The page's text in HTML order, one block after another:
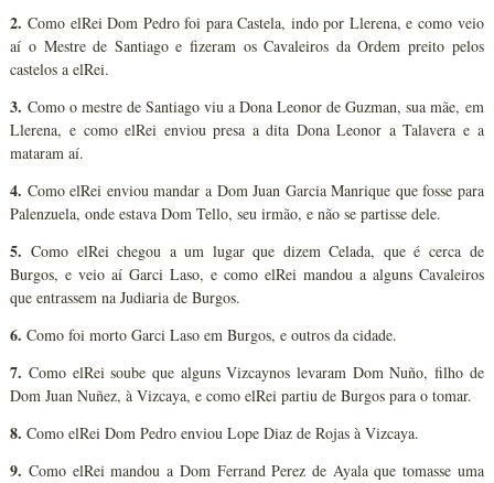
2. Como elRei Dom Pedro foi para Castela, indo por Llerena, e como veio
aí o Mestre de Santiago e fizeram os Cavaleiros da Ordem preito pelos
castelos a elRei.
3. Como o mestre de Santiago viu a Dona Leonor de Guzman, sua mãe, em
Llerena, e como elRei enviou presa a dita Dona Leonor a Talavera e a
mataram aí.
4. Como elRei enviou mandar a Dom Juan Garcia Manrique que fosse para
Palenzuela, onde estava Dom Tello, seu irmão, e não se partisse dele.
5. Como elRei chegou a um lugar que dizem Celada, que é cerca de
Burgos, e veio aí Garci Laso, e como elRei mandou a alguns Cavaleiros
que entrassem na Judiaria de Burgos.
6. Como foi morto Garci Laso em Burgos, e outros da cidade.
7. Como elRei soube que alguns Vizcaynos levaram Dom Nuño, filho de
Dom Juan Nuñez, à Vizcaya, e como elRei partiu de Burgos para o tomar.
8. Como elRei Dom Pedro enviou Lope Diaz de Rojas à Vizcaya.
9. Como elRei mandou a Dom Ferrand Perez de Ayala que tomasse uma